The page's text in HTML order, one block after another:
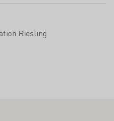
Riesling